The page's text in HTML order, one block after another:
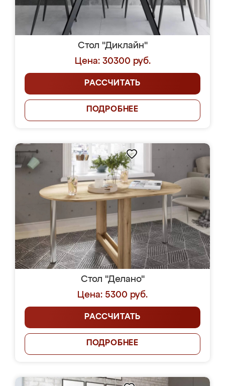
Стол "Диклайн"
Цена: 30300 руб.
РАССЧИТАТЬ
ПОДРОБНЕЕ
Стол "Делано"
Цена: 5300 руб.
РАССЧИТАТЬ
ПОДРОБНЕЕ